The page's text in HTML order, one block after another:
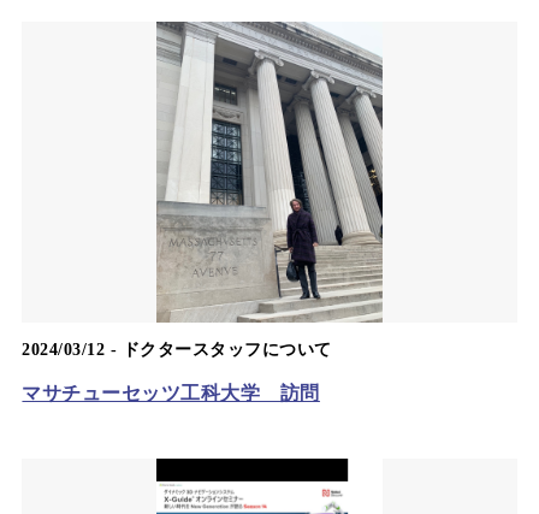
2024/03/12 - ドクタースタッフについて
マサチューセッツ工科大学 訪問